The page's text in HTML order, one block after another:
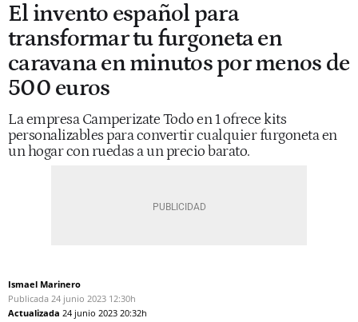
El invento español para
transformar tu furgoneta en
caravana en minutos por menos de
500 euros
La empresa Camperizate Todo en 1 ofrece kits
personalizables para convertir cualquier furgoneta en
un hogar con ruedas a un precio barato.
Ismael Marinero
Publicada 24 junio 2023 12:30h
Actualizada 24 junio 2023 20:32h